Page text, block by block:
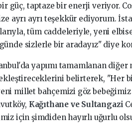
güç, taptaze bir enerji veriyor.
ayrı ayrı teşekkür ediyorum.
tüm caddeleriyle, yeni
sizlerle bir aradayız" diye
yapımı tamamlanan diğer
belirterek, "Her
millet bahçemizi göz bebeğimiz
Kağıthane ve Sultangazi
için şimdiden hayırlı uğurlu